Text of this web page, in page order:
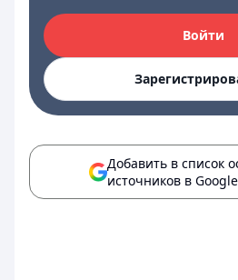
Войти
Добавить в список
источников в Google